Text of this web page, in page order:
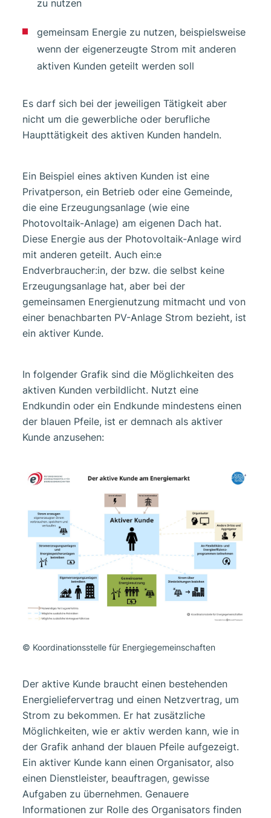
zu nutzen
gemeinsam Energie zu nutzen, beispielsweise
wenn der eigenerzeugte Strom mit anderen
aktiven Kunden geteilt werden soll
Es darf sich bei der jeweiligen Tätigkeit aber
nicht um die gewerbliche oder berufliche
Haupttätigkeit des aktiven Kunden handeln.
Ein Beispiel eines aktiven Kunden ist eine
Privatperson, ein Betrieb oder eine Gemeinde,
die eine Erzeugungsanlage (wie eine
Photovoltaik-Anlage) am eigenen Dach hat.
Diese Energie aus der Photovoltaik-Anlage wird
mit anderen geteilt. Auch ein:e
Endverbraucher:in, der bzw. die selbst keine
Erzeugungsanlage hat, aber bei der
gemeinsamen Energienutzung mitmacht und von
einer benachbarten PV-Anlage Strom bezieht, ist
ein aktiver Kunde.
In folgender Grafik sind die Möglichkeiten des
aktiven Kunden verbildlicht. Nutzt eine
Endkundin oder ein Endkunde mindestens einen
der blauen Pfeile, ist er demnach als aktiver
Kunde anzusehen:
© Koordinationsstelle für Energiegemeinschaften
Der aktive Kunde braucht einen bestehenden
Energieliefervertrag und einen Netzvertrag, um
Strom zu bekommen. Er hat zusätzliche
Möglichkeiten, wie er aktiv werden kann, wie in
der Grafik anhand der blauen Pfeile aufgezeigt.
Ein aktiver Kunde kann einen Organisator, also
einen Dienstleister, beauftragen, gewisse
Aufgaben zu übernehmen. Genauere
Informationen zur Rolle des Organisators finden